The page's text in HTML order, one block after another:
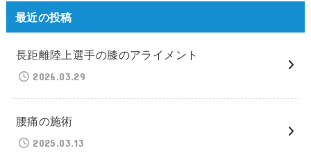
最近の投稿
長距離陸上選手の膝のアライメント
2026.03.29
腰痛の施術
2025.03.13